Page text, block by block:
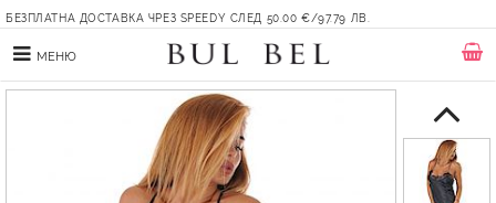
БЕЗПЛАТНА ДОСТАВКА ЧРЕЗ SPEEDY СЛЕД 50.00 €/97.79 ЛВ.
МЕНЮ